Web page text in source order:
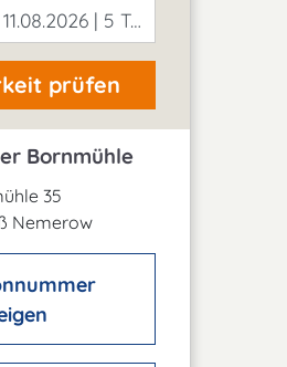
| 5 Tage
prüfen
Bornmühle
35
Nemerow